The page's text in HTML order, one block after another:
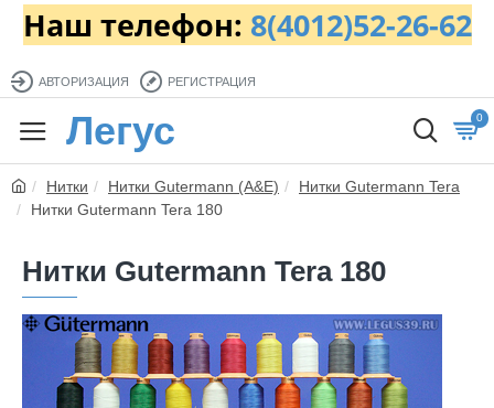
Наш телефон: 8(4012)52-26-62
АВТОРИЗАЦИЯ РЕГИСТРАЦИЯ
Легус 0
Нитки Нитки Gutermann (A&E)
Нитки Gutermann Tera
Нитки Gutermann Tera 180
Нитки Gutermann Tera 180